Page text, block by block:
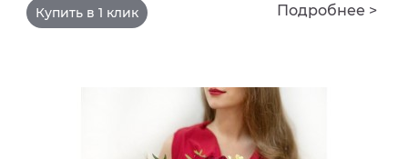
Купить в 1 клик Подробнее >